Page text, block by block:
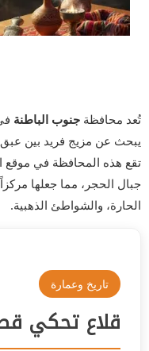
تُعد محافظة جنوب الباطنة
يبحث عن مزيج فريد بين عبق
تقع هذه المحافظة في
جبال الحجر، مما جعلها
الحارة، والشواطئ الذهبية.
تاريخ وعمارة
قلاع تحكي